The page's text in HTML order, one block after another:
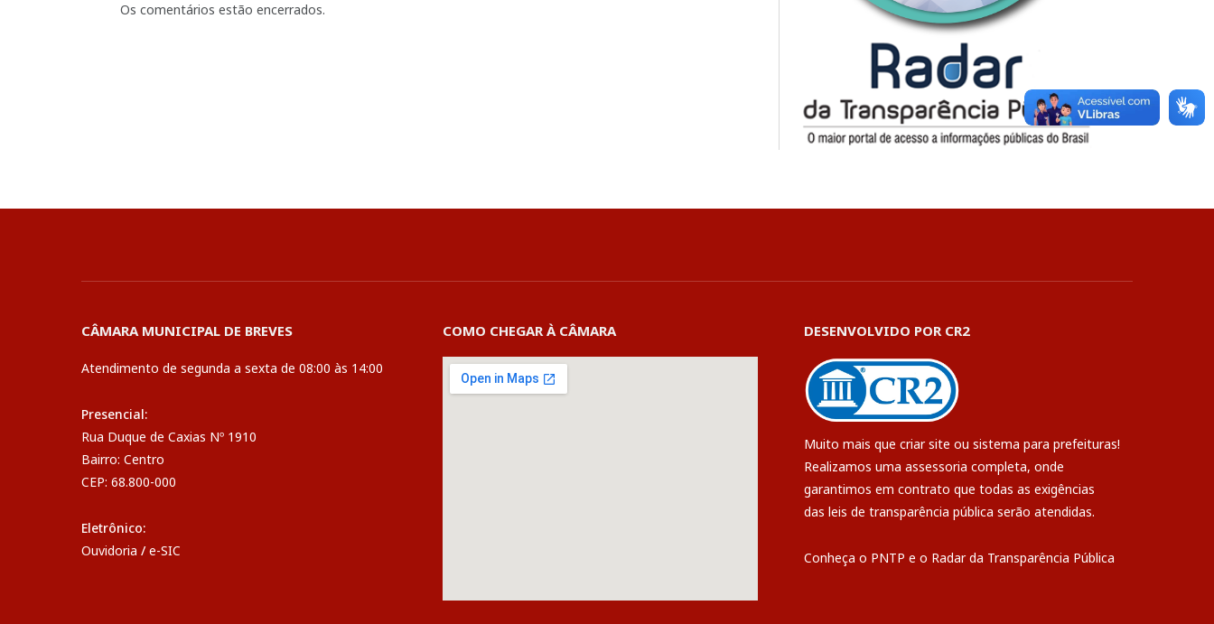
Os comentários estão encerrados.
CÂMARA MUNICIPAL DE BREVES
Atendimento de segunda a sexta de 08:00 às 14:00
Presencial:
Rua Duque de Caxias Nº 1910
Bairro: Centro
CEP: 68.800-000
Eletrônico:
Ouvidoria / e-SIC
COMO CHEGAR À CÂMARA DESENVOLVIDO POR CR2
Muito mais que criar site ou sistema para prefeituras!
Realizamos uma assessoria completa, onde
garantimos em contrato que todas as exigências
das leis de transparência pública serão atendidas.
Conheça o PNTP e o Radar da Transparência Pública